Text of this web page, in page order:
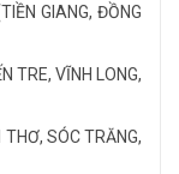
GIANG, ĐỒNG
TRE, VĨNH LONG,
SÓC TRĂNG,